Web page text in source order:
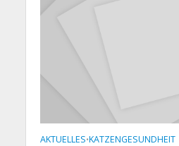
AKTUELLES•KATZENGESUNDHEIT